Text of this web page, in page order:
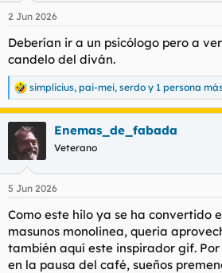
e
:
2 Jun 2026
Deberían ir a un psicólogo pero a
candelo del diván.
R
e
a
c
i
e
:
simplicius, pai-mei, serdo y 1 persona
Enemas_de_fabada
Veterano
5 Jun 2026
Como este hilo ya se ha convertido
masunos monolinea, queria
también aquí este inspirador gif.
en la pausa del café, sueños